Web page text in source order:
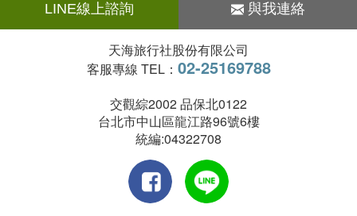
LINE線上諮詢 與我連絡
天海旅行社股份有限公司
客服專線 TEL： 02-25169788
交觀綜2002 品保北0122
台北市中山區龍江路96號6樓
統編:04322708